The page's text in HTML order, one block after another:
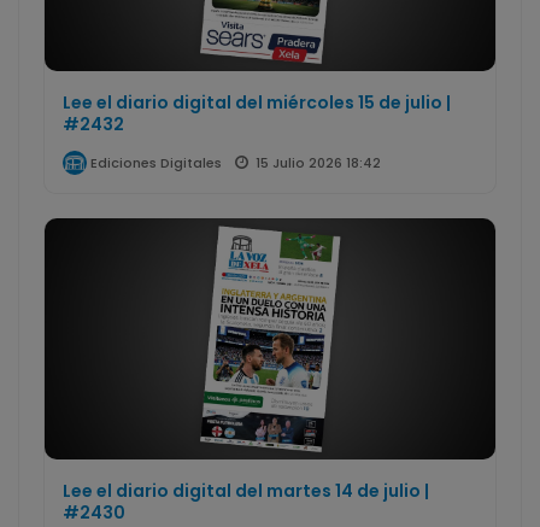
Lee el diario digital del miércoles 15 de julio |
#2432
Ediciones Digitales 15 Julio 2026 18:42
Lee el diario digital del martes 14 de julio |
#2430